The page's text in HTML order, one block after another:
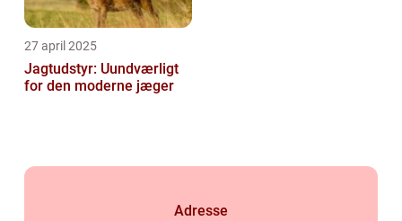
27 april 2025
Jagtudstyr: Uundværligt
for den moderne jæger
Adresse